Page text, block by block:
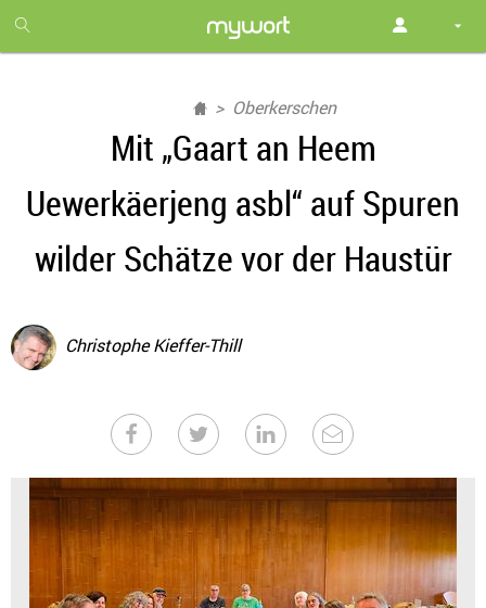
month
free
Oberkerschen
Mit „Gaart an Heem
Uewerkäerjeng asbl“ auf Spuren
wilder Schätze vor der Haustür
Christophe Kieffer-Thill